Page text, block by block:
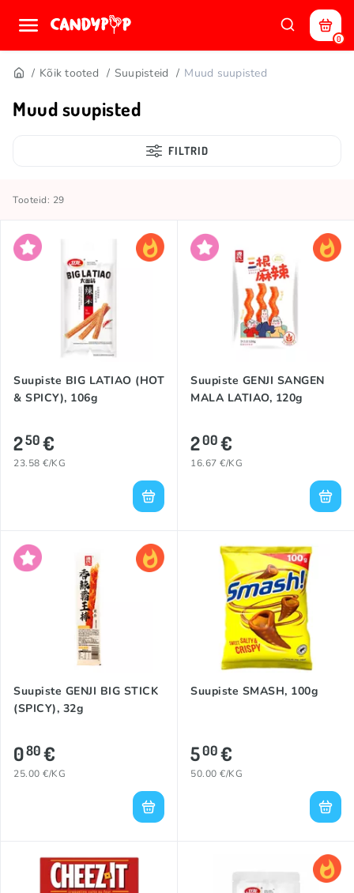
0
Kõik tooted Suupisteid Muud suupisted
Muud suupisted
FILTRID
Tooteid: 29
Suupiste BIG LATIAO (HOT
& SPICY), 106g
250€
23.58 €/KG
Suupiste GENJI SANGEN
MALA LATIAO, 120g
200€
16.67 €/KG
Suupiste GENJI BIG STICK
(SPICY), 32g
080€
25.00 €/KG
Suupiste SMASH, 100g
500€
50.00 €/KG